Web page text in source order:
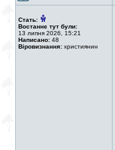
Стать:
Востаннє тут були:
13 липня 2026, 15:21
Написано: 48
Віровизнання: християнин